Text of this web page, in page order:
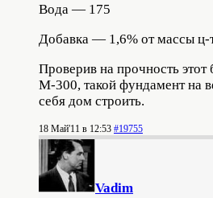
Вода — 175
Добавка — 1,6% от массы ц-
Проверив на прочность
М-300, такой фундамент на
себя дом строить.
18 Май'11 в 12:53 #19755
Vadim